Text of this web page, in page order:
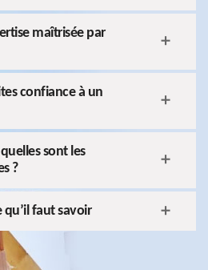
maîtrisée par
confiance à un
sont les
?
qu’il faut savoir